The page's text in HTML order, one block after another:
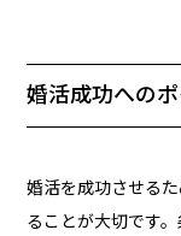
婚活成功への
婚活を成功させる
ることが大切です